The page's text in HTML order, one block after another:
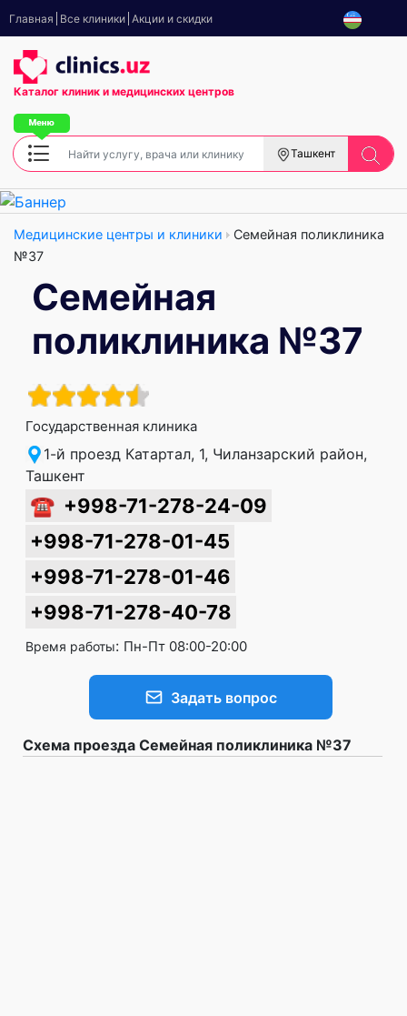
Главная Все клиники Акции и скидки
Каталог клиник и медицинских центров
Ташкент
Медицинские центры и клиники
Семейная поликлиника
№37
Семейная
поликлиника №37
Государственная клиника
1-й проезд Катартал, 1, Чиланзарский район,
Ташкент
☎ +998-71-278-24-09
+998-71-278-01-45
+998-71-278-01-46
+998-71-278-40-78
Время работы: Пн-Пт 08:00-20:00
Задать вопрос
Схема проезда Семейная поликлиника №37